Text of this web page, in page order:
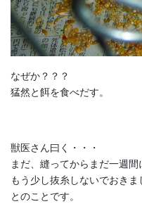
なぜか？？？
猛然と餌を食べだす。
獣医さん曰く・・・
まだ、縫ってからまだ一週
もう少し抜糸しないでおきま
とのことです。